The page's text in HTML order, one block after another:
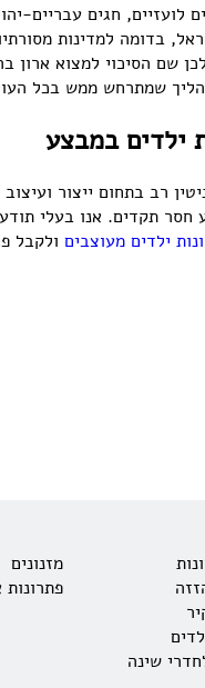
לועזיים, חגים עבריים-
בדומה למדינות
שם הסיכוי למצוא
שמתרחש ממש בכל
ילדים במבצע
רב בתחום ייצור
חסר תקדים. אנו בעלי
ילדים מעוצבים ולקבל
שינה
מזנונים
פתרונות